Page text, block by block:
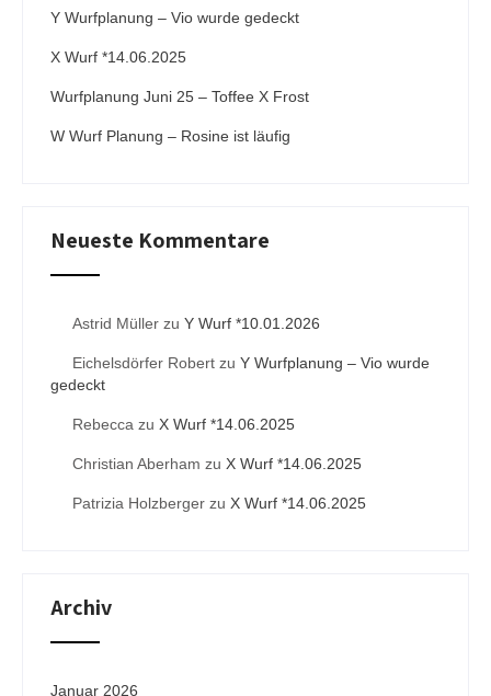
Y Wurfplanung – Vio wurde gedeckt
X Wurf *14.06.2025
Wurfplanung Juni 25 – Toffee X Frost
W Wurf Planung – Rosine ist läufig
Neueste Kommentare
Astrid Müller zu Y Wurf *10.01.2026
Eichelsdörfer Robert zu Y Wurfplanung – Vio wurde
gedeckt
Rebecca zu X Wurf *14.06.2025
Christian Aberham zu X Wurf *14.06.2025
Patrizia Holzberger zu X Wurf *14.06.2025
Archiv
Januar 2026